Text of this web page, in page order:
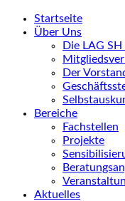
Startseite
Über Uns
Die LAG SH
Der
Bereiche
Fachstellen
Projekte
Aktuelles